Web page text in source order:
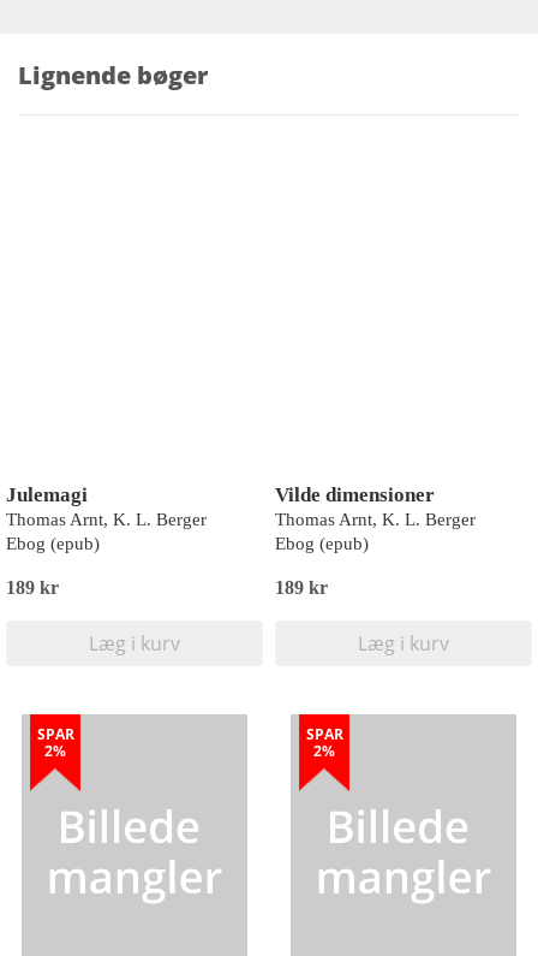
Lignende bøger
Julemagi
Thomas Arnt, K. L. Berger
Ebog (epub)
189 kr
Læg i kurv
Vilde dimensioner
Thomas Arnt, K. L. Berger
Ebog (epub)
189 kr
Læg i kurv
SPAR
2%
SPAR
2%